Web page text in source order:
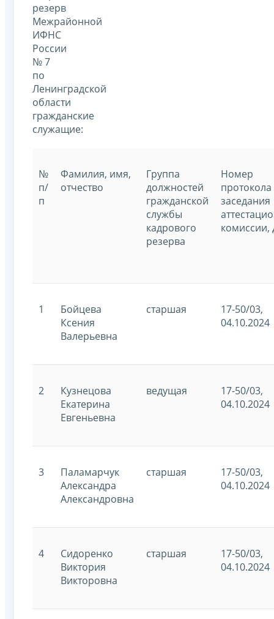
резерв
Межрайонной
ИФНС
России
№ 7
по
Ленинградской
области
гражданские
служащие:
№
п/
п
Фамилия, имя,
отчество
Группа
должностей
гражданской
службы
кадрового
резерва
Номер
протокола
заседания
комиссии,
1
Бойцева
Ксения
Валерьевна
старшая
17-50/03,
04.10.2024
2
Кузнецова
Екатерина
Евгеньевна
ведущая
17-50/03,
04.10.2024
3
Паламарчук
Александра
Александровна
старшая
17-50/03,
04.10.2024
4
Сидоренко
Виктория
Викторовна
старшая
17-50/03,
04.10.2024